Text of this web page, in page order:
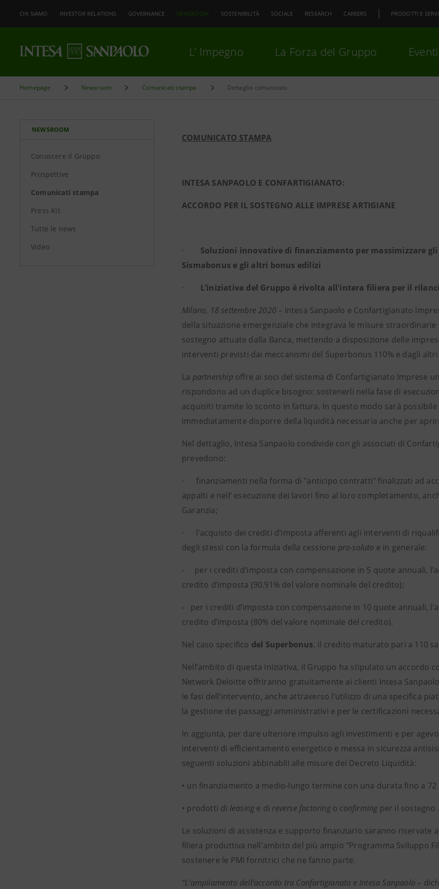
CHI SIAMO INVESTOR RELATIONS GOVERNANCE NEWSROOM SOSTENIBILITÀ SOCIALE RESEARCH CAREERS PRODOTTI E
L’ Impegno La Forza del Gruppo
Homepage Newsroom Comunicati stampa Dettaglio comunicato
NEWSROOM
Conoscere il Gruppo
Prospettive
Comunicati stampa
Press Kit
Tutte le news
Video
COMUNICATO STAMPA
INTESA SANPAOLO E CONFARTIGIANATO:
ACCORDO PER IL SOSTEGNO ALLE IMPRESE ARTIGIANE
· Soluzioni innovative di finanziamento per massimizzare
Sismabonus e gli altri bonus edilizi
· L’iniziativa del Gruppo è rivolta all'intera filiera per il
Milano, 18 settembre 2020 – Intesa Sanpaolo e Confartigianato
della situazione emergenziale che integrava le misure
sostegno attuate dalla Banca, mettendo a disposizione delle
interventi previsti dai meccanismi del Superbonus 110% e dagli
La partnership offre ai soci del sistema di Confartigianato Imprese
rispondono ad un duplice bisogno: sostenerli nella fase di
acquisiti tramite lo sconto in fattura. In questo modo sarà
immediatamente disporre della liquidità necessaria anche per
Nel dettaglio, Intesa Sanpaolo condivide con gli associati di
prevedono:
· finanziamenti nella forma di "anticipo contratti" finalizzati ad
appalti e nell’ esecuzione dei lavori fino al loro completamento,
Garanzia;
· l’acquisto dei crediti d’imposta afferenti agli interventi di
degli stessi con la formula della cessione pro-soluto e in generale:
- per i crediti d’imposta con compensazione in 5 quote annuali,
credito d’imposta (90.91% del valore nominale del credito);
- per i crediti d’imposta con compensazione in 10 quote annuali,
credito d’imposta (80% del valore nominale del credito).
Nel caso specifico del Superbonus, il credito maturato pari a 110
Nell’ambito di questa iniziativa, il Gruppo ha stipulato un accordo
Network Deloitte offriranno gratuitamente ai clienti Intesa
le fasi dell’intervento, anche attraverso l’utilizzo di una specifica
la gestione dei passaggi amministrativi e per le certificazioni
In aggiunta, per dare ulteriore impulso agli investimenti e per
interventi di efficientamento energetico e messa in sicurezza
seguenti soluzioni abbinabili alle misure del Decreto Liquidità:
• un finanziamento a medio-lungo termine con una durata fino a
• prodotti di leasing e di reverse factoringo confirming per il
Le soluzioni di assistenza e supporto finanziario saranno riservate
filiera produttiva nell'ambito del più ampio "Programma Sviluppo
sostenere le PMI fornitrici che ne fanno parte.
“L’ampliamento dell’accordo tra Confartigianato e Intesa Sanpaolo –